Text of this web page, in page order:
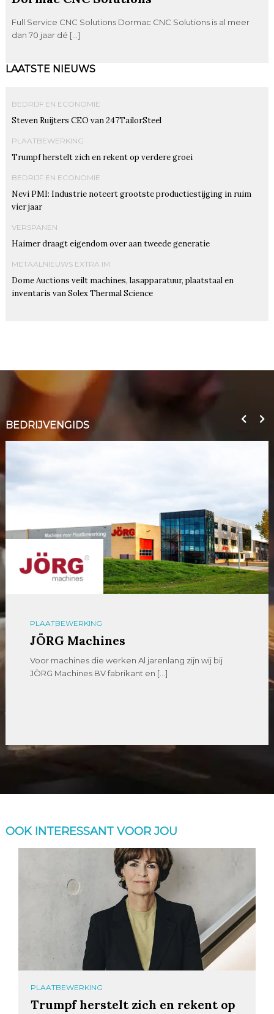
Full Service CNC Solutions Dormac CNC Solutions is al meer
dan 70 jaar dé […]
LAATSTE NIEUWS
BEDRIJF EN ECONOMIE
Steven Ruijters CEO van 247TailorSteel
PLAATBEWERKING
Trumpf herstelt zich en rekent op verdere groei
BEDRIJF EN ECONOMIE
Nevi PMI: Industrie noteert grootste productiestijging in ruim
vier jaar
VERSPANEN
Haimer draagt eigendom over aan tweede generatie
METAALNIEUWS EXTRA IM
Dome Auctions veilt machines, lasapparatuur, plaatstaal en
inventaris van Solex Thermal Science
BEDRIJVENGIDS
PLAATBEWERKING
JÖRG Machines
Voor machines die werken Al jarenlang zijn wij bij
JÖRG Machines BV fabrikant en […]
OOK INTERESSANT VOOR JOU
PLAATBEWERKING
Trumpf herstelt zich en rekent op